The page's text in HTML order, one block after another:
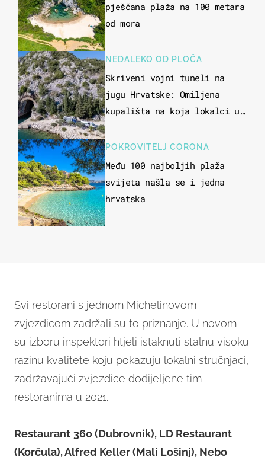
pješčana plaža na 100 metara
od mora
NEDALEKO OD PLOČA
Skriveni vojni tuneli na
jugu Hrvatske: Omiljena
kupališta na koja lokalci u
u more
POKROVITELJ CORONA
Među 100 najboljih plaža
svijeta našla se i jedna
hrvatska
Svi restorani s jednom Michelinovom
zvjezdicom zadržali su to priznanje. U novom
su izboru inspektori htjeli istaknuti stalnu visoku
razinu kvalitete koju pokazuju lokalni stručnjaci,
zadržavajući zvjezdice dodijeljene tim
restoranima u 2021.
Restaurant 360 (Dubrovnik), LD Restaurant
(Korčula), Alfred Keller (Mali Lošinj), Nebo